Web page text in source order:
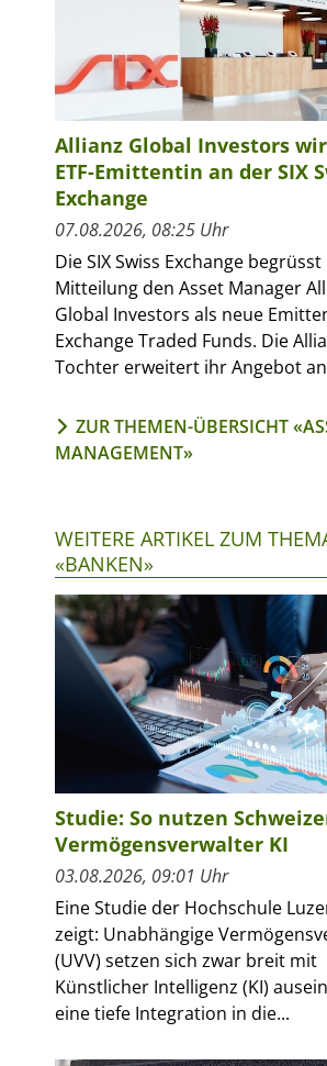
Allianz Global Investors
ETF-Emittentin an der SIX
Exchange
07.08.2026, 08:25 Uhr
Die SIX Swiss Exchange
Mitteilung den Asset Manager
Global Investors als neue
Exchange Traded Funds. Die
Tochter erweitert ihr Angebot
ZUR THEMEN-ÜBERSICHT
MANAGEMENT»
WEITERE ARTIKEL ZUM
«BANKEN»
Studie: So nutzen
Vermögensverwalter KI
03.08.2026, 09:01 Uhr
Eine Studie der Hochschule
zeigt: Unabhängige
(UVV) setzen sich zwar breit mit
Künstlicher Intelligenz (KI)
eine tiefe Integration in die...